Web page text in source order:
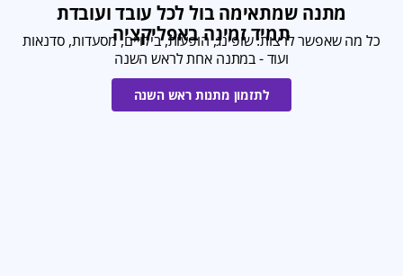
מתנה שמתאימה בול לכל עובד ועובדת
תמיד זמינה באפליקציה
כל מה שאפשר לרצות: שופינג, הופעות, בילויים, מסעדות, סדנאות
ועוד - במתנה אחת לראש השנה
לתזמון מתנות ראש השנה